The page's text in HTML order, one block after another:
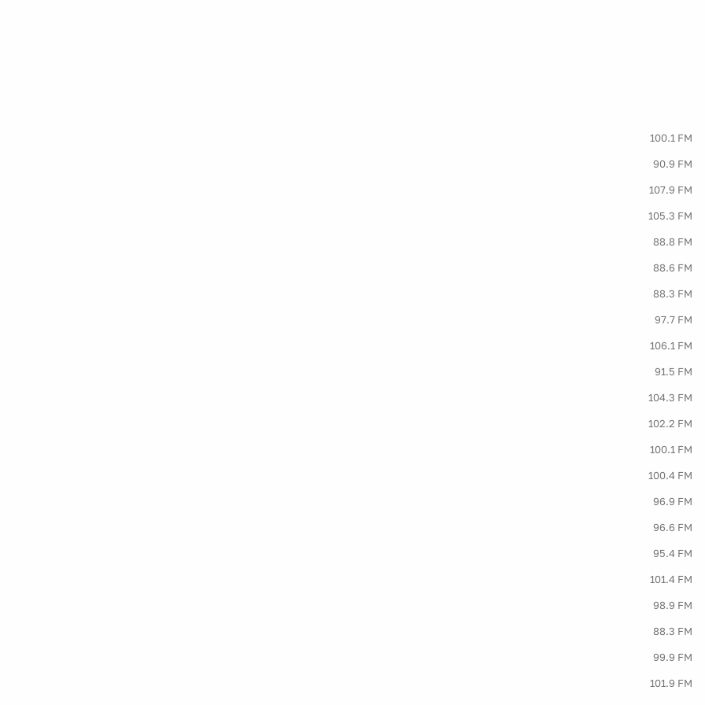
100.1 FM
90.9 FM
107.9 FM
105.3 FM
88.8 FM
88.6 FM
88.3 FM
97.7 FM
106.1 FM
91.5 FM
104.3 FM
102.2 FM
100.1 FM
100.4 FM
96.9 FM
96.6 FM
95.4 FM
101.4 FM
98.9 FM
88.3 FM
99.9 FM
101.9 FM